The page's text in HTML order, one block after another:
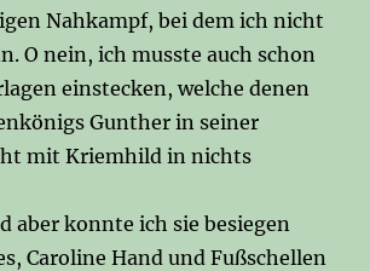
Nahkampf, bei dem ich nicht
O nein, ich musste auch schon
einstecken, welche denen
Gunther in seiner
mit Kriemhild in nichts
aber konnte ich sie besiegen
Caroline Hand und Fußschellen